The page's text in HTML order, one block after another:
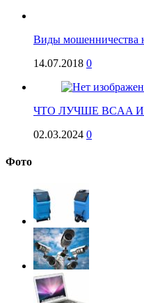
Виды мошенничества
14.07.2018 0
ЧТО ЛУЧШЕ BCAA
02.03.2024 0
Фото